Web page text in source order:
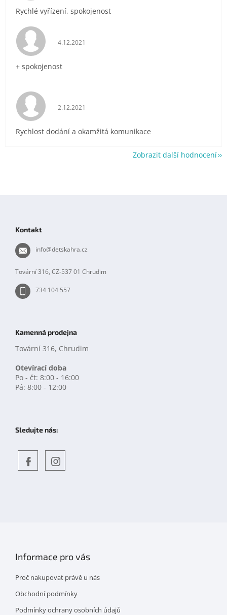
Rychlé vyřízení, spokojenost
Hodnocení obchodu je 5 z 5 hvězdiček.
4.12.2021
+ spokojenost
Hodnocení obchodu je 5 z 5 hvězdiček.
2.12.2021
Rychlost dodání a okamžitá komunikace
Zobrazit další hodnocení
Kontakt
info@detskahra.cz
Tovární 316, CZ-537 01 Chrudim
734 104 557
Kamenná prodejna
Tovární 316, Chrudim
Otevírací doba
Po - čt: 8:00 - 16:00
Pá: 8:00 - 12:00
Sledujte nás:
Informace pro vás
Proč nakupovat právě u nás
Obchodní podmínky
Podmínky ochrany osobních údajů